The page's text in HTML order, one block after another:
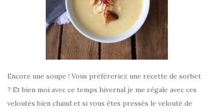
Encore une soupe ! Vous préféreriez une recette de sorbet
? Et bien moi avec ce temps hivernal je me régale avec ces
veloutés bien chaud et si vous êtes pressés le velouté de